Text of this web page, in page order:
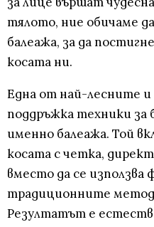
тялото, ние обичаме
балеажа, за да
косата ни.
Една от най-лесните
поддръжка техники за
именно балеажа. Той
косата с четка,
вместо да се използва
традиционните
Резултатът е